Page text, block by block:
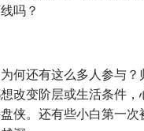
吗？
何还有这么多人参与
改变阶层或生活条件，
侠。还有些小白第一次